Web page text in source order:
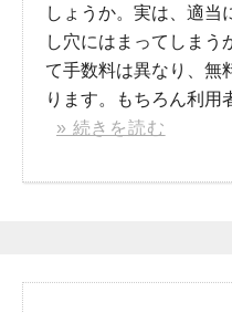
しょうか。実は、適当
し穴にはまってしまう
て手数料は異なり、無
ります。もちろん利用
» 続きを読む